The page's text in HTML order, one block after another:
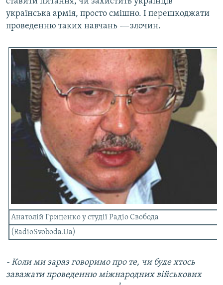
українська армія, просто смішно. І перешкоджати
проведенню таких навчань -—злочин.
Анатолій Гриценко у студії Радіо Свобода
(RadioSvoboda.Ua)
- Коли ми зараз говоримо про те, чи буде хтось
заважати проведенню міжнародних військових